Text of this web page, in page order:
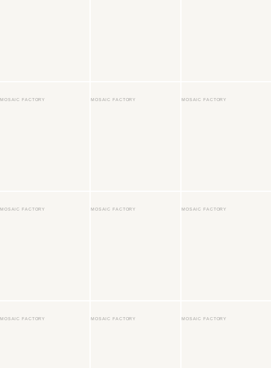
MOSAIC FACTORY MOSAIC FACTORY MOSAIC FACTORY
MOSAIC FACTORY MOSAIC FACTORY MOSAIC FACTORY
MOSAIC FACTORY MOSAIC FACTORY MOSAIC FACTORY